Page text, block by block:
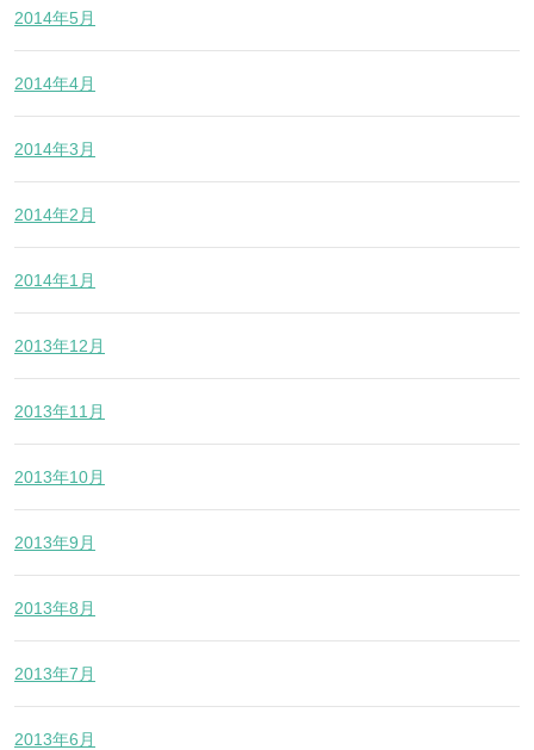
2014年5月
2014年4月
2014年3月
2014年2月
2014年1月
2013年12月
2013年11月
2013年10月
2013年9月
2013年8月
2013年7月
2013年6月